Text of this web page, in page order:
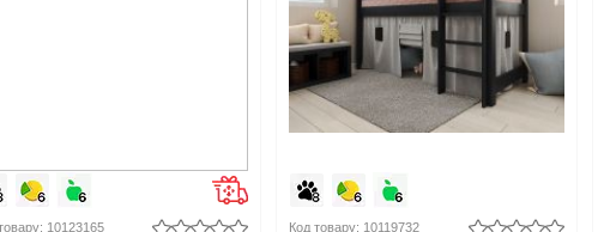
10123165 Код товару: 10119732